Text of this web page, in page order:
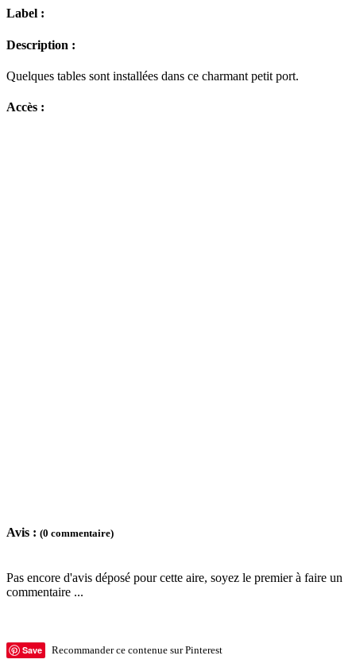
Label :
Description :
Quelques tables sont installées dans ce charmant petit port.
Accès :
Avis : (0 commentaire)
Pas encore d'avis déposé pour cette aire, soyez le premier à faire un
commentaire ...
Save Recommander ce contenue sur Pinterest